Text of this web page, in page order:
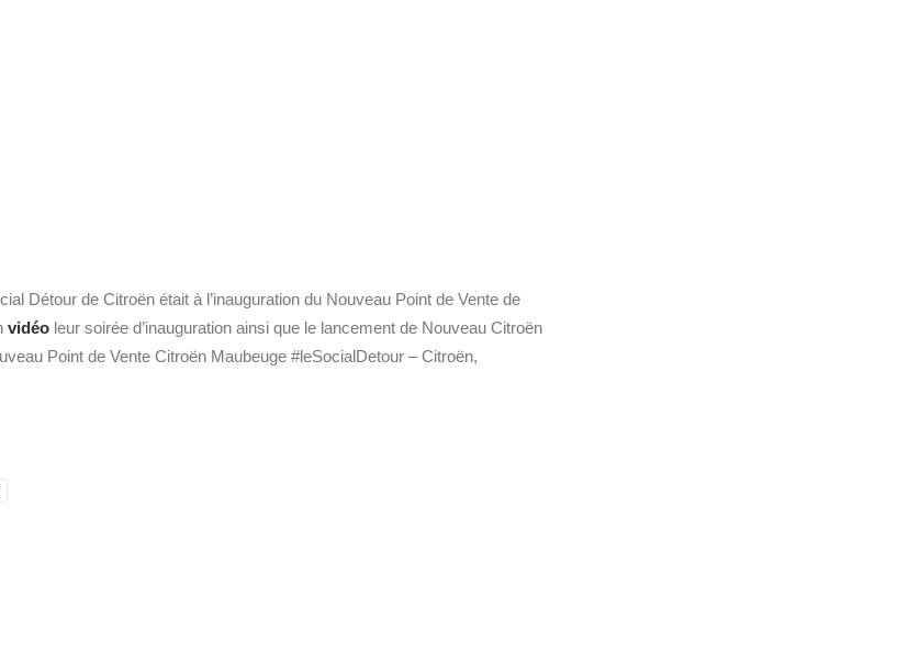
Détour de Citroën était à l’inauguration du Nouveau Point de Vente de
vidéo leur soirée d’inauguration ainsi que le lancement de Nouveau Citroën
Point de Vente Citroën Maubeuge #leSocialDetour – Citroën,